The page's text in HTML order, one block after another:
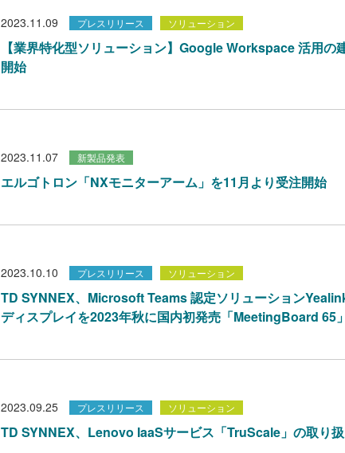
2023.11.09 プレスリリース ソリューション
【業界特化型ソリューション】Google Workspace 活用
開始
2023.11.07 新製品発表
エルゴトロン「NXモニターアーム」を11月より受注開始
2023.10.10 プレスリリース ソリューション
TD SYNNEX、Microsoft Teams 認定ソリューション
ディスプレイを2023年秋に国内初発売「MeetingBoard 65
2023.09.25 プレスリリース ソリューション
TD SYNNEX、Lenovo IaaSサービス「TruScale」の取り